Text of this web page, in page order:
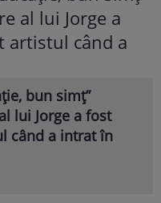
bun simț”
lui Jorge a fost
când a intrat în